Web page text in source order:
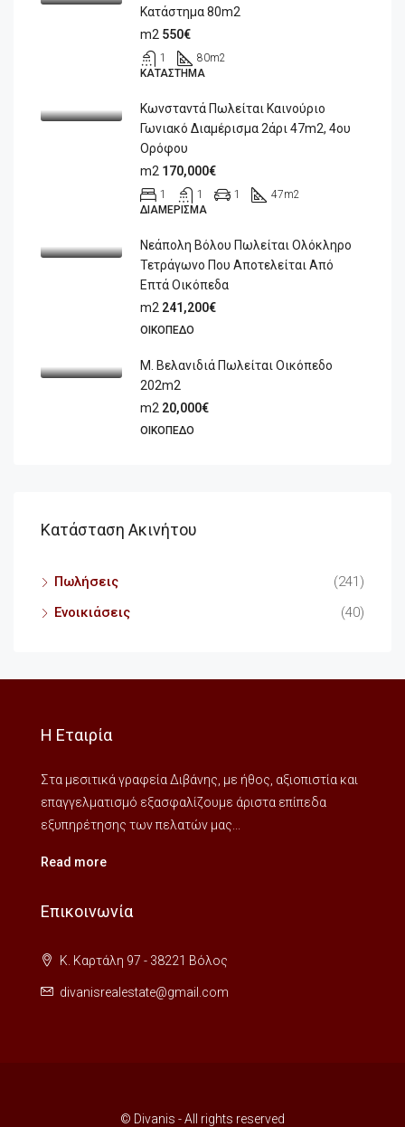
Κατάστημα 80m2
m2 550€
1 80m2
ΚΑΤΆΣΤΗΜΑ
Κωνσταντά Πωλείται Καινούριο
Γωνιακό Διαμέρισμα 2άρι 47m2, 4ου
Ορόφου
m2 170,000€
1 1 1 47m2
ΔΙΑΜΈΡΙΣΜΑ
Νεάπολη Βόλου Πωλείται Ολόκληρο
Τετράγωνο Που Αποτελείται Από
Επτά Οικόπεδα
m2 241,200€
ΟΙΚΌΠΕΔΟ
Μ. Βελανιδιά Πωλείται Οικόπεδο
202m2
m2 20,000€
ΟΙΚΌΠΕΔΟ
Κατάσταση Ακινήτου
Πωλήσεις
(241)
Ενοικιάσεις
(40)
Η Εταιρία
Στα μεσιτικά γραφεία Διβάνης, με ήθος, αξιοπιστία και
επαγγελματισμό εξασφαλίζουμε άριστα επίπεδα
εξυπηρέτησης των πελατών μας...
Read more
Επικοινωνία
Κ. Καρτάλη 97 - 38221 Βόλος
divanisrealestate@gmail.com
© Divanis - All rights reserved